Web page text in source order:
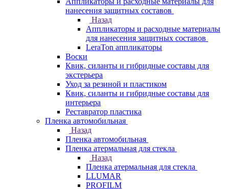
нанесения защитных составов
Назад
Аппликаторы и расходные материалы
для нанесения защитных составов
LeraTon аппликаторы
Воски
Квик, силанты и гибридные составы для
экстерьера
Уход за резиной и пластиком
Квик, силанты и гибридные составы для
интерьера
Реставратор пластика
Пленка автомобильная
Назад
Пленка автомобильная
Пленка атермальная для стекла
Назад
Пленка атермальная для стекла
LLUMAR
PROFILM